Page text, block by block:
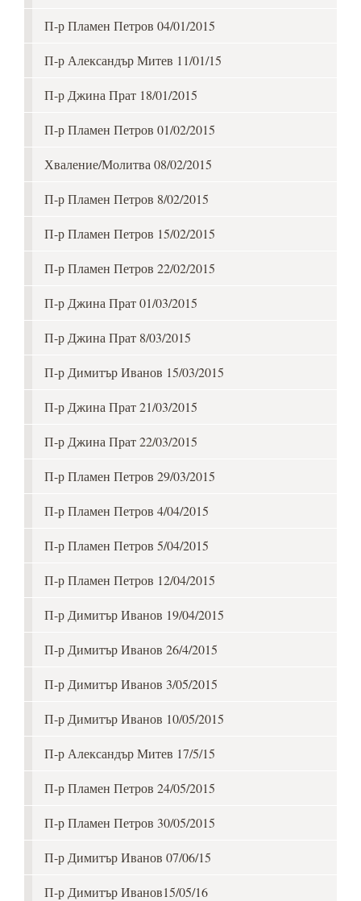
П-р Пламен Петров 04/01/2015
П-р Александър Митев 11/01/15
П-р Джина Прат 18/01/2015
П-р Пламен Петров 01/02/2015
Хваление/Молитва 08/02/2015
П-р Пламен Петров 8/02/2015
П-р Пламен Петров 15/02/2015
П-р Пламен Петров 22/02/2015
П-р Джина Прат 01/03/2015
П-р Джина Прат 8/03/2015
П-р Димитър Иванов 15/03/2015
П-р Джина Прат 21/03/2015
П-р Джина Прат 22/03/2015
П-р Пламен Петров 29/03/2015
П-р Пламен Петров 4/04/2015
П-р Пламен Петров 5/04/2015
П-р Пламен Петров 12/04/2015
П-р Димитър Иванов 19/04/2015
П-р Димитър Иванов 26/4/2015
П-р Димитър Иванов 3/05/2015
П-р Димитър Иванов 10/05/2015
П-р Александър Митев 17/5/15
П-р Пламен Петров 24/05/2015
П-р Пламен Петров 30/05/2015
П-р Димитър Иванов 07/06/15
П-р Димитър Иванов15/05/16